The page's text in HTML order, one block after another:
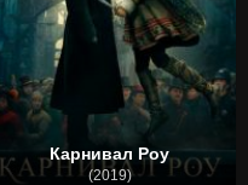
Карнивал Роу
(2019)